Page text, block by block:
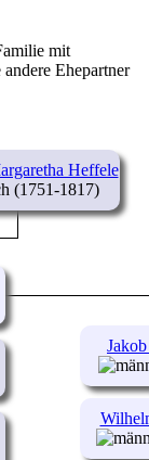
mit
andere Ehepartner
Heffele
(1751-1817)